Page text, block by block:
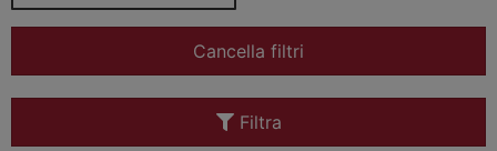
Cancella filtri
Filtra